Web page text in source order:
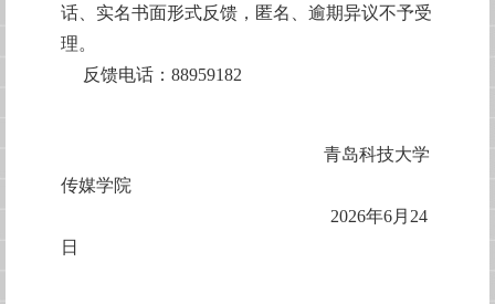
话、实名书面形式反馈，匿名、逾期异议不予受
理。
反馈电话：88959182
青岛科技大学
传媒学院
2026年6月24
日